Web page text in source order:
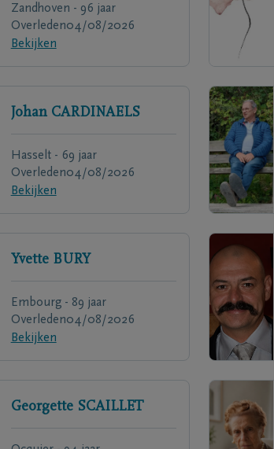
Zandhoven - 96 jaar
Overleden04/08/2026
Bekijken
Johan CARDINAELS
Hasselt - 69 jaar
Overleden04/08/2026
Bekijken
Yvette BURY
Embourg - 89 jaar
Overleden04/08/2026
Bekijken
Georgette SCAILLET